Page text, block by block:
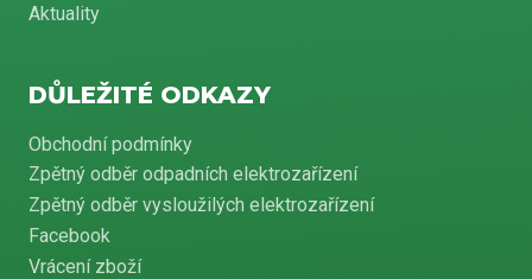
Aktuality
DŮLEŽITÉ ODKAZY
Obchodní podmínky
Zpětný odběr odpadních elektrozařízení
Zpětný odběr vysloužilých elektrozařízení
Facebook
Vrácení zboží